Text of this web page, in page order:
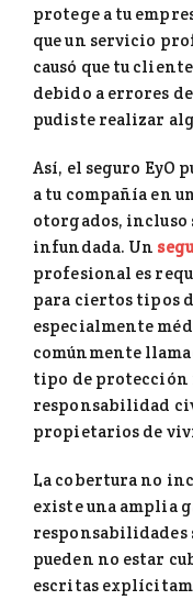
protege a tu
que un servicio
causó que tu
debido a errores
pudiste realizar
Así, el seguro EyO
a tu compañía en
otorgados, incluso
infundada. Un
profesional es
para ciertos tipos
especialmente
comúnmente
tipo de protección
responsabilidad
propietarios de
La cobertura no
existe una amplia
responsabilidades
pueden no estar
escritas